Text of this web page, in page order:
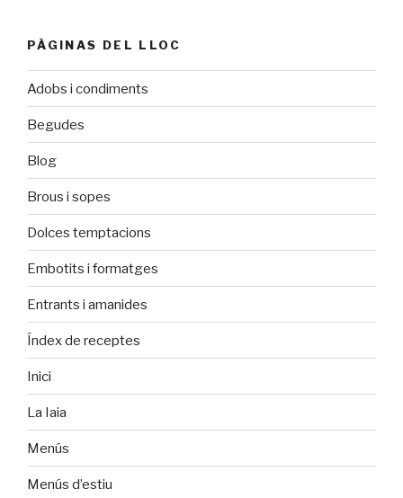
PÀGINAS DEL LLOC
Adobs i condiments
Begudes
Blog
Brous i sopes
Dolces temptacions
Embotits i formatges
Entrants i amanides
Índex de receptes
Inici
La Iaia
Menús
Menús d’estiu